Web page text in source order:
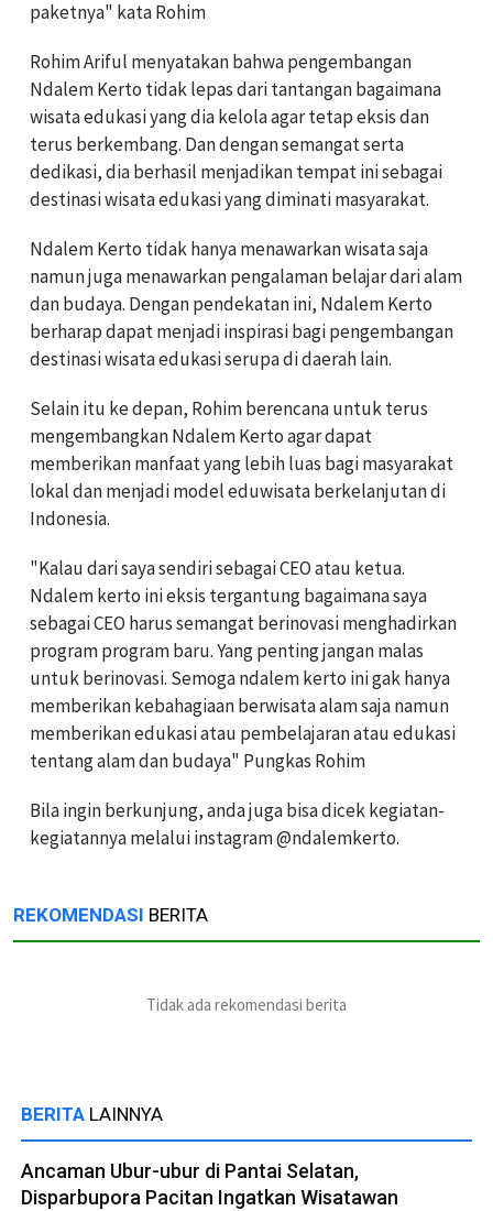
paketnya" kata Rohim
Rohim Ariful menyatakan bahwa pengembangan
Ndalem Kerto tidak lepas dari tantangan bagaimana
wisata edukasi yang dia kelola agar tetap eksis dan
terus berkembang. Dan dengan semangat serta
dedikasi, dia berhasil menjadikan tempat ini sebagai
destinasi wisata edukasi yang diminati masyarakat.
Ndalem Kerto tidak hanya menawarkan wisata saja
namun juga menawarkan pengalaman belajar dari alam
dan budaya. Dengan pendekatan ini, Ndalem Kerto
berharap dapat menjadi inspirasi bagi pengembangan
destinasi wisata edukasi serupa di daerah lain.
Selain itu ke depan, Rohim berencana untuk terus
mengembangkan Ndalem Kerto agar dapat
memberikan manfaat yang lebih luas bagi masyarakat
lokal dan menjadi model eduwisata berkelanjutan di
Indonesia.
"Kalau dari saya sendiri sebagai CEO atau ketua.
Ndalem kerto ini eksis tergantung bagaimana saya
sebagai CEO harus semangat berinovasi menghadirkan
program program baru. Yang penting jangan malas
untuk berinovasi. Semoga ndalem kerto ini gak hanya
memberikan kebahagiaan berwisata alam saja namun
memberikan edukasi atau pembelajaran atau edukasi
tentang alam dan budaya" Pungkas Rohim
Bila ingin berkunjung, anda juga bisa dicek kegiatan-
kegiatannya melalui instagram @ndalemkerto.
REKOMENDASI BERITA
Tidak ada rekomendasi berita
BERITA LAINNYA
Ancaman Ubur-ubur di Pantai Selatan,
Disparbupora Pacitan Ingatkan Wisatawan